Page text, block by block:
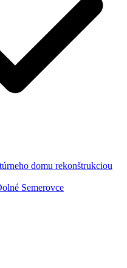
domu rekonštrukciou
Semerovce